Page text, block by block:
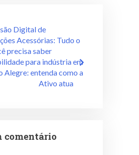
Digital de
Acessórias: Tudo o
precisa saber
para indústria em
Alegre: entenda como a
Ativo atua
comentário